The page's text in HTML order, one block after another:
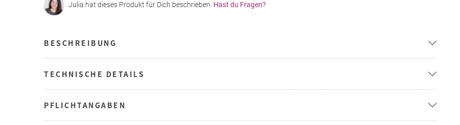
Julia hat dieses Produkt für Dich beschrieben. Hast du Fragen?
BESCHREIBUNG
TECHNISCHE DETAILS
PFLICHTANGABEN